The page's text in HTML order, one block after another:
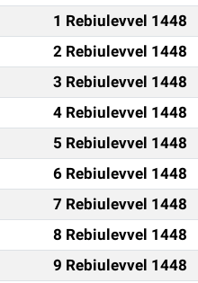
1 Rebiulevvel 1448
2 Rebiulevvel 1448
3 Rebiulevvel 1448
4 Rebiulevvel 1448
5 Rebiulevvel 1448
6 Rebiulevvel 1448
7 Rebiulevvel 1448
8 Rebiulevvel 1448
9 Rebiulevvel 1448